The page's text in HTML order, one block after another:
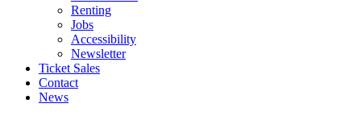
Renting
Jobs
Accessibility
Newsletter
Ticket Sales
Contact
News